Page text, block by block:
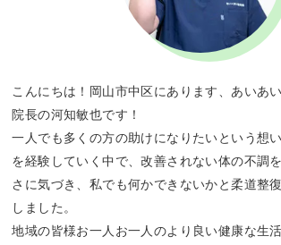
こんにちは！岡山市中区にあります、あいあ
院長の河知敏也です！
一人でも多くの方の助けになりたいという想
を経験していく中で、改善されない体の不調
さに気づき、私でも何かできないかと柔道整
しました。
地域の皆様お一人お一人のより良い健康な生